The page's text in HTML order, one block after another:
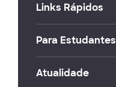
Links Rápidos
Para Estudantes
Atualidade